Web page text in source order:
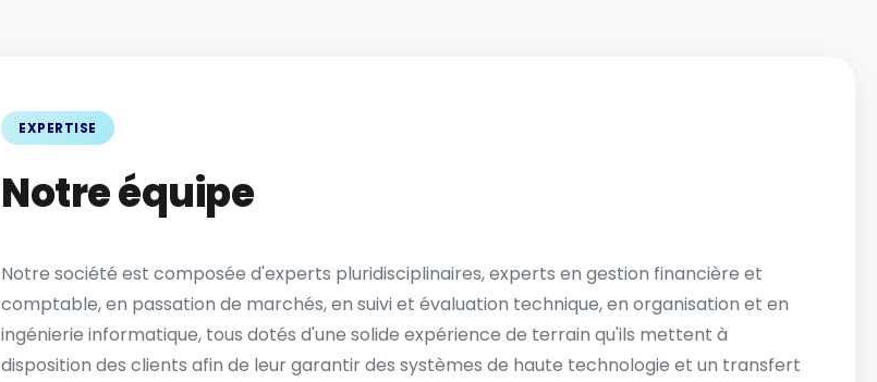
EXPERTISE
Notre équipe
Notre société est composée d'experts pluridisciplinaires, experts en gestion financière et
comptable, en passation de marchés, en suivi et évaluation technique, en organisation et en
ingénierie informatique, tous dotés d'une solide expérience de terrain qu'ils mettent à
disposition des clients afin de leur garantir des systèmes de haute technologie et un transfert